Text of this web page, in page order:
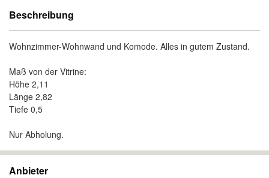
Beschreibung
Wohnzimmer-Wohnwand und Komode. Alles in gutem Zustand.
Maß von der Vitrine:
Höhe 2,11
Länge 2,82
Tiefe 0,5
Nur Abholung.
Anbieter